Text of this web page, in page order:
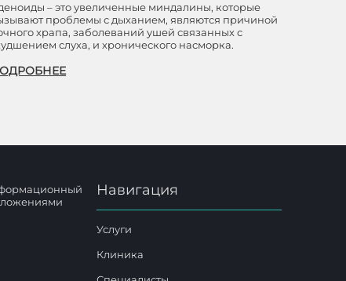
– это увеличенные миндалины, которые
проблемы с дыханием, являются причиной
храпа, заболеваний ушей связанных с
слуха, и хронического насморка.
Навигация
Услуги
Клиника